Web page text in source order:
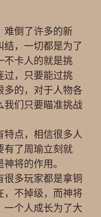
难倒了许多的新
结，一切都是为了
不卡人的就是挑
过，只要能过挑
多的，对于人物各
我们只要瞄准挑战
特点，相信很多人
有了周瑜立刻就
将的作用。
很多玩家都是拿铜
，不掉级，而神将
一个人成长为了大